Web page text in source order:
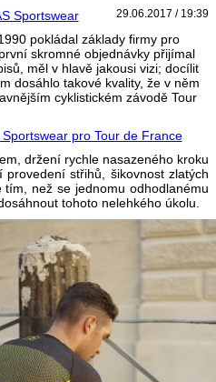
29.06.2017 / 19:39
pokládal základy firmy pro
skromné objednávky přijímal
měl v hlavě jakousi vizi; docílit
dosáhlo takové kvality, že v něm
cyklistickém závodě Tour
držení rychle nasazeného kroku
střihů, šikovnost zlatých
než se jednomu odhodlanému
tohoto nelehkého úkolu.